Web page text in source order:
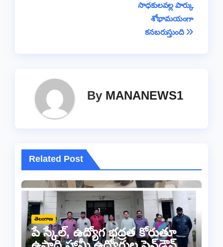
సాధకులవల్ల పార్కు
శోభామయంగా
కనబరుస్తుంది
By MANANEWS1
Related Post
తెలంగాణ
పే స్కేల్, ఉద్యోగ భద్రత కోరుతూ